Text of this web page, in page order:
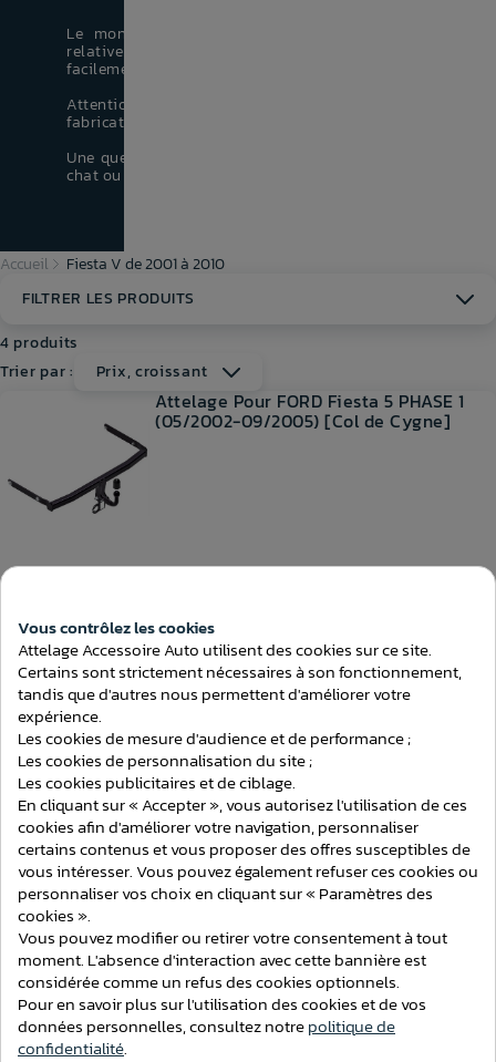
Le montage d'un attelage de
relativement simple, vous allez ainsi pouvoir
facilement tous types de remorque.
Attention : les dates indiquées ci-dessous sont les dates
fabrication et non pas de mise en circulation.
Une question, un problème ? Contactez-nous par mail,
chat ou par téléphone !
Accueil
Fiesta V de 2001 à 2010
FILTRER LES PRODUITS
4 produits
Trier par :
Prix, croissant
Attelage Pour FORD Fiesta 5 PHASE 1
(05/2002-09/2005) [Col de Cygne]
Ajouter au comparateur
127,00 €
Attelage Pour Ford Fiesta 5 PHASE 2
(10/2005-10/2008) [COL DE CYGNE]
Ajouter au comparateur
127,00 €
Voir ce produit
6/2002 au 9/2008 + Faisceau standard
[Col de cygne]
Vous contrôlez les cookies
Attelage Accessoire Auto utilisent des cookies sur ce site.
Certains sont strictement nécessaires à son fonctionnement,
tandis que d'autres nous permettent d'améliorer votre
expérience.
Les cookies de mesure d'audience et de performance ;
Les cookies de personnalisation du site ;
Les cookies publicitaires et de ciblage.
En cliquant sur « Accepter », vous autorisez l'utilisation de ces
cookies afin d'améliorer votre navigation, personnaliser
certains contenus et vous proposer des offres susceptibles de
vous intéresser. Vous pouvez également refuser ces cookies ou
personnaliser vos choix en cliquant sur « Paramètres des
cookies ».
Vous pouvez modifier ou retirer votre consentement à tout
moment. L'absence d'interaction avec cette bannière est
considérée comme un refus des cookies optionnels.
Pour en savoir plus sur l'utilisation des cookies et de vos
données personnelles, consultez notrepolitique de
confidentialité.